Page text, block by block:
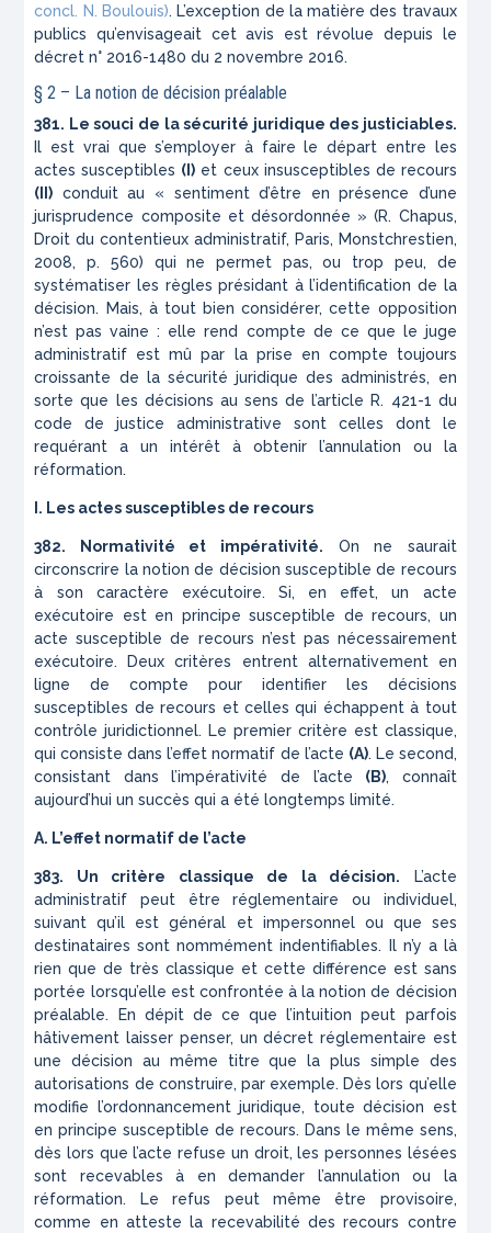
concl. N. Boulouis). L’exception de la matière des travaux
publics qu’envisageait cet avis est révolue depuis le
décret n° 2016-1480 du 2 novembre 2016.
§ 2 – La notion de décision préalable
381. Le souci de la sécurité juridique des justiciables.
Il est vrai que s’employer à faire le départ entre les
actes susceptibles (I) et ceux insusceptibles de recours
(II) conduit au « sentiment d’être en présence d’une
jurisprudence composite et désordonnée » (R. Chapus,
Droit du contentieux administratif, Paris, Monstchrestien,
2008, p. 560) qui ne permet pas, ou trop peu, de
systématiser les règles présidant à l’identification de la
décision. Mais, à tout bien considérer, cette opposition
n’est pas vaine : elle rend compte de ce que le juge
administratif est mû par la prise en compte toujours
croissante de la sécurité juridique des administrés, en
sorte que les décisions au sens de l’article R. 421-1 du
code de justice administrative sont celles dont le
requérant a un intérêt à obtenir l’annulation ou la
réformation.
I. Les actes susceptibles de recours
382. Normativité et impérativité. On ne saurait
circonscrire la notion de décision susceptible de recours
à son caractère exécutoire. Si, en effet, un acte
exécutoire est en principe susceptible de recours, un
acte susceptible de recours n’est pas nécessairement
exécutoire. Deux critères entrent alternativement en
ligne de compte pour identifier les décisions
susceptibles de recours et celles qui échappent à tout
contrôle juridictionnel. Le premier critère est classique,
qui consiste dans l’effet normatif de l’acte (A). Le second,
consistant dans l’impérativité de l’acte (B), connaît
aujourd’hui un succès qui a été longtemps limité.
A. L’effet normatif de l’acte
383. Un critère classique de la décision. L’acte
administratif peut être réglementaire ou individuel,
suivant qu’il est général et impersonnel ou que ses
destinataires sont nommément indentifiables. Il n’y a là
rien que de très classique et cette différence est sans
portée lorsqu’elle est confrontée à la notion de décision
préalable. En dépit de ce que l’intuition peut parfois
hâtivement laisser penser, un décret réglementaire est
une décision au même titre que la plus simple des
autorisations de construire, par exemple. Dès lors qu’elle
modifie l’ordonnancement juridique, toute décision est
en principe susceptible de recours. Dans le même sens,
dès lors que l’acte refuse un droit, les personnes lésées
sont recevables à en demander l’annulation ou la
réformation. Le refus peut même être provisoire,
comme en atteste la recevabilité des recours contre